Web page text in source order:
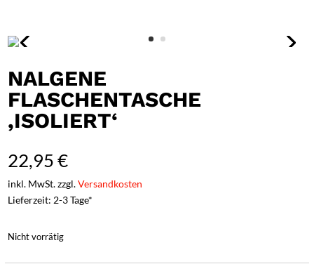
NALGENE
FLASCHENTASCHE
‚ISOLIERT‘
22,95€
inkl. MwSt. zzgl.Versandkosten
Lieferzeit: 2-3 Tage*
Nicht vorrätig